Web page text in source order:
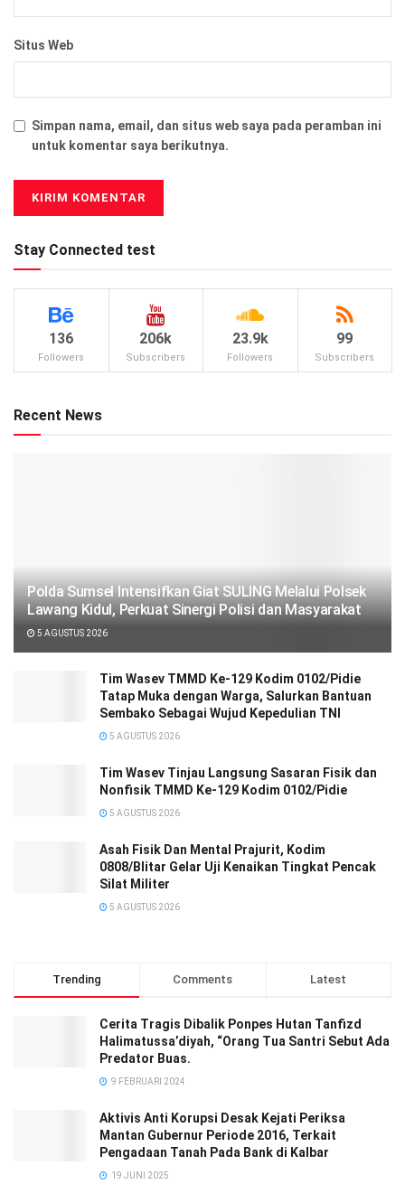
Situs Web
Simpan nama, email, dan situs web saya pada peramban ini
untuk komentar saya berikutnya.
Stay Connected test
136
Followers
206k
Subscribers
23.9k
Followers
99
Subscribers
Recent News
Polda Sumsel Intensifkan Giat SULING Melalui Polsek
Lawang Kidul, Perkuat Sinergi Polisi dan Masyarakat
5 AGUSTUS 2026
Tim Wasev TMMD Ke-129 Kodim 0102/Pidie
Tatap Muka dengan Warga, Salurkan Bantuan
Sembako Sebagai Wujud Kepedulian TNI
5 AGUSTUS 2026
Tim Wasev Tinjau Langsung Sasaran Fisik dan
Nonfisik TMMD Ke-129 Kodim 0102/Pidie
5 AGUSTUS 2026
Asah Fisik Dan Mental Prajurit, Kodim
0808/Blitar Gelar Uji Kenaikan Tingkat Pencak
Silat Militer
5 AGUSTUS 2026
Trending Comments Latest
Cerita Tragis Dibalik Ponpes Hutan Tanfizd
Halimatussa’diyah, “Orang Tua Santri Sebut Ada
Predator Buas.
9 FEBRUARI 2024
Aktivis Anti Korupsi Desak Kejati Periksa
Mantan Gubernur Periode 2016, Terkait
Pengadaan Tanah Pada Bank di Kalbar
19 JUNI 2025